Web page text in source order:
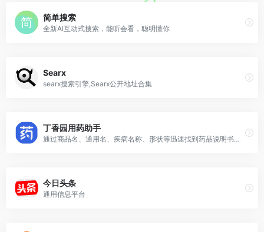
简单搜索
全新AI互动式搜索，能听会看，聪明懂你
Searx
searx搜索引擎,Searx公开地址合集
丁香园用药助手
通过商品名、通用名、疾病名称、形状等迅速找到药品说明书内容
今日头条
通用信息平台